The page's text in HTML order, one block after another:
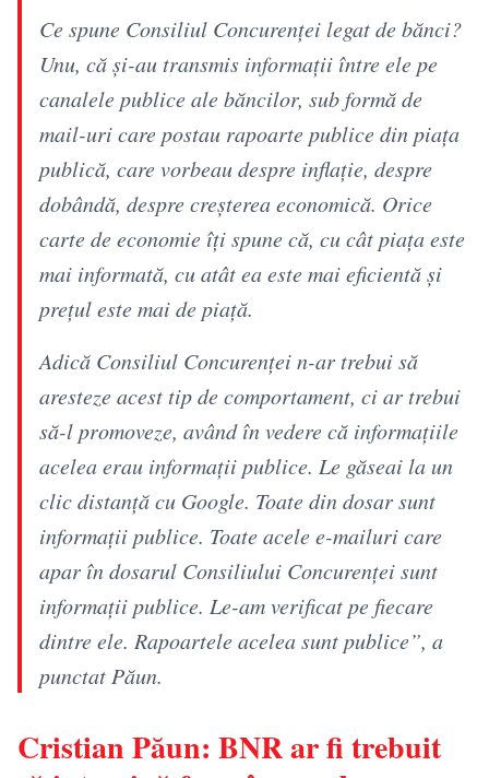
Ce spune Consiliul Concurenţei legat de bănci?
Unu, că şi-au transmis informaţii între ele pe
canalele publice ale băncilor, sub formă de
mail-uri care postau rapoarte publice din piaţa
publică, care vorbeau despre inflaţie, despre
dobândă, despre creşterea economică. Orice
carte de economie îţi spune că, cu cât piaţa este
mai informată, cu atât ea este mai eficientă şi
preţul este mai de piaţă.
Adică Consiliul Concurenţei n-ar trebui să
aresteze acest tip de comportament, ci ar trebui
să-l promoveze, având în vedere că informaţiile
acelea erau informaţii publice. Le găseai la un
clic distanţă cu Google. Toate din dosar sunt
informaţii publice. Toate acele e-mailuri care
apar în dosarul Consiliului Concurenţei sunt
informaţii publice. Le-am verificat pe fiecare
dintre ele. Rapoartele acelea sunt publice”, a
punctat Păun.
Cristian Păun: BNR ar fi trebuit